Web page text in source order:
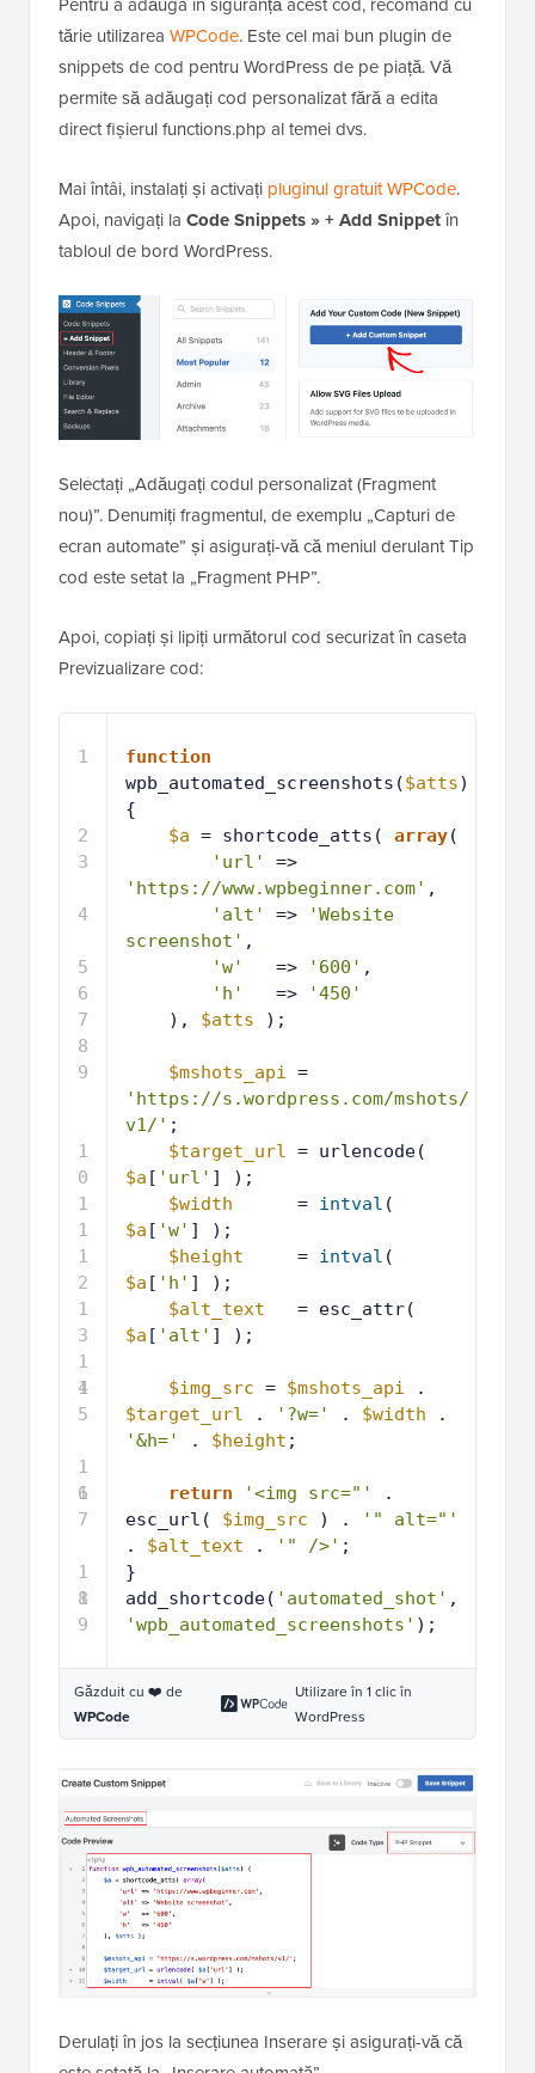
tărie utilizarea WPCode. Este cel mai bun plugin de
snippets de cod pentru WordPress de pe piață. Vă
permite să adăugați cod personalizat fără a edita
direct fișierul functions.php al temei dvs.
Mai întâi, instalați și activați pluginul gratuit WPCode.
Apoi, navigați la Code Snippets » + Add Snippetîn
tabloul de bord WordPress.
Selectați „Adăugați codul personalizat (Fragment
nou)”. Denumiți fragmentul, de exemplu „Capturi de
ecran automate” și asigurați-vă că meniul derulant Tip
cod este setat la „Fragment PHP”.
Apoi, copiați și lipiți următorul cod securizat în caseta
Previzualizare cod:
1
2
3
4
5
6
7
8
9
1
0
1
1
1
2
1
3
1
4
1
5
1
6
1
7
1
8
1
9
function
wpb_automated_screenshots($atts)
{
$a = shortcode_atts( array(
'url'
'https://www.wpbeginner.com' ,
'alt'
=>
'Website
screenshot' ,
'w'
=> '600' ,
'h'
=>
'450'
), $atts );
$mshots_api
'https://s.wordpress.com/mshots/
v1/' ;
$target_url
$a [ 'url' ] );
$width
= intval
$a [ 'w' ] );
$height
= intval
$a [ 'h' ] );
$alt_text
$a [ 'alt' ] );
$img_src = $mshots_api
$target_url
. '?w=' . $width
'&h='
. $height ;
return '<img src="'
.
esc_url( $img_src ) .
'" alt="'
. $alt_text . '" />' ;
}
add_shortcode( 'automated_shot'
'wpb_automated_screenshots' );
Găzduit cu ❤️ de
WPCode
Utilizare în 1 clic în
WordPress
Derulați în jos la secțiunea Inserare și asigurați-vă că